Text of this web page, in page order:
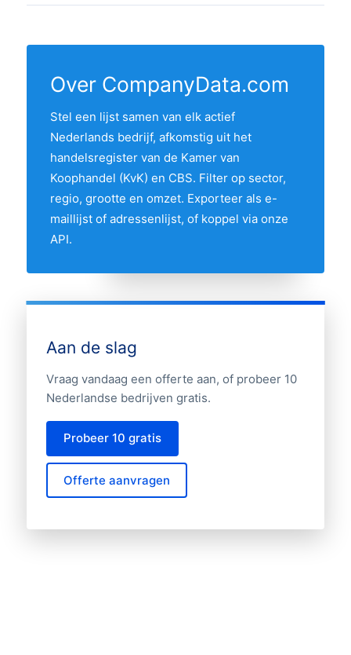
nieuwe inschrijvingen uit het laatste KvK-
recente datum.
vrachtwagendealer uit het overzicht. De
provincie met de meeste
vrachtwagendealers is Noord-Brabant,
gevolgd door de andere Randstad-
provincies. Gebruik de interactieve kaart
hierboven om twee provincies te
vergelijken op hun aandeel in de markt.
Over CompanyData.com
Stel een lijst samen van elk actief
Nederlands bedrijf, afkomstig uit het
handelsregister van de Kamer van
Koophandel (KvK) en CBS. Filter op sector,
regio, grootte en omzet. Exporteer als e-
maillijst of adressenlijst, of koppel via onze
API.
Aan de slag
Vraag vandaag een offerte aan, of probeer 10
Nederlandse bedrijven gratis.
Probeer 10 gratis
Offerte aanvragen